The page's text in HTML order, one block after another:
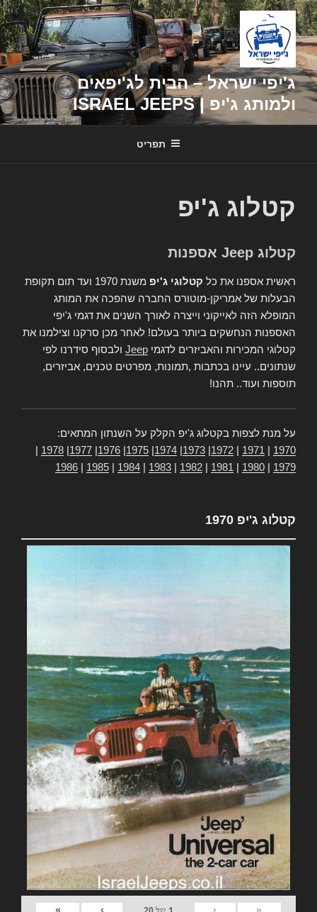
דילוג
לתוכן
ג'יפי ישראל – הבית לג'יפאים
ולמותג ג'יפ | ISRAEL JEEPS
תפריט
קטלוג ג'יפ
קטלוג Jeep אספנות
ראשית אספנו את כל קטלוגי ג'יפ
משנת 1970 ועד תום תקופת
הבעלות של אמריקן-מוטורס החברה שהפכה את המותג
המופלא הזה לאייקוני וייצרה לאורך השנים את דגמי ג'יפי
האספנות הנחשקים ביותר בעולם! לאחר מכן סרקנו וצילמנו את
קטלוגי המכירות והאביזרים לדגמי Jeep ולבסוף סידרנו לפי
שנתונים.. עיינו בכתבות ,תמונות, מפרטים טכנים, אביזרים,
תוספות ועוד.. תהנו!
על מנת לצפות בקטלוג ג'יפ הקלק על השנתון המתאים:
1970
1971
1972
1973
1974
1975
1976
1977
1978
1979
1980
1981
1982
1983
1984
1985
1986
קטלוג ג'יפ 1970
«
‹
›
»